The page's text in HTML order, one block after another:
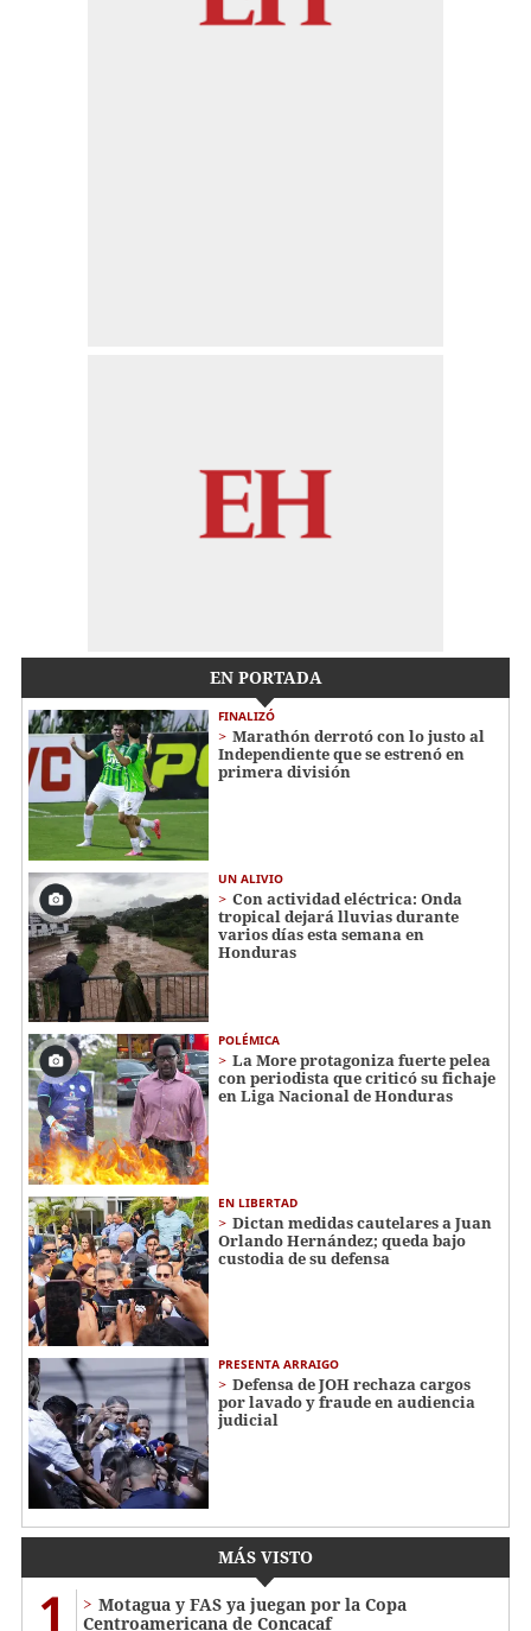
EN PORTADA
FINALIZÓ
Marathón derrotó con lo justo al
Independiente que se estrenó en
primera división
UN ALIVIO
Con actividad eléctrica: Onda
tropical dejará lluvias durante
varios días esta semana en
Honduras
POLÉMICA
La More protagoniza fuerte pelea
con periodista que criticó su fichaje
en Liga Nacional de Honduras
EN LIBERTAD
Dictan medidas cautelares a Juan
Orlando Hernández; queda bajo
custodia de su defensa
PRESENTA ARRAIGO
Defensa de JOH rechaza cargos
por lavado y fraude en audiencia
judicial
MÁS VISTO
1
Motagua y FAS ya juegan por la Copa
Centroamericana de Concacaf